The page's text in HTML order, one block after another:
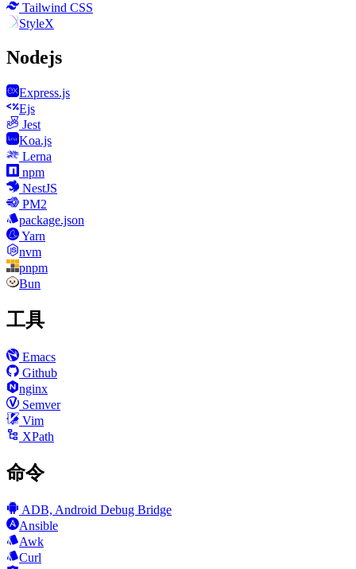
Tailwind CSS
StyleX
Nodejs
Express.js
Ejs
Jest
Koa.js
Lerna
npm
NestJS
PM2
package.json
Yarn
nvm
pnpm
Bun
工具
Emacs
Github
nginx
Semver
Vim
XPath
命令
ADB, Android Debug Bridge
Ansible
Awk
Curl